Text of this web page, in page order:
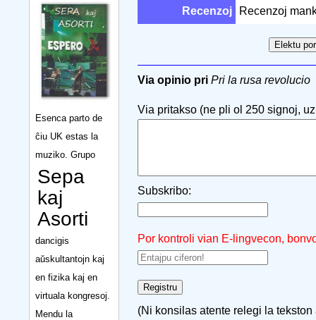
Esenca parto de
ĉiu UK estas la
muziko. Grupo
Sepa
kaj
Asorti
dancigis
aŭskultantojn kaj
en fizika kaj en
virtuala kongresoj.
Mendu la
Recenzoj Recenzoj
Via opinio pri Pri la rusa revolucio
Via pritakso (ne pli ol 250 signoj,
Subskribo:
Por kontroli vian E-lingvecon,
(Ni konsilas atente relegi la